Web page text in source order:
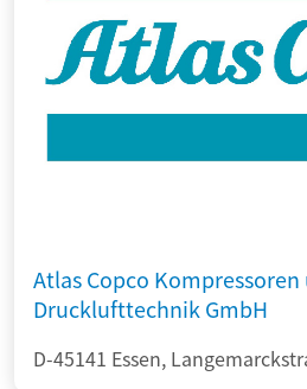
Atlas Copco Kompressoren
Drucklufttechnik GmbH
D-45141 Essen,